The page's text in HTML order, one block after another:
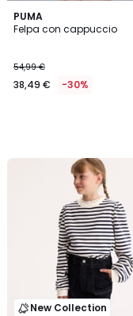
PUMA
Felpa con cappuccio
54,99 €
38,49 € -30%
New Collection